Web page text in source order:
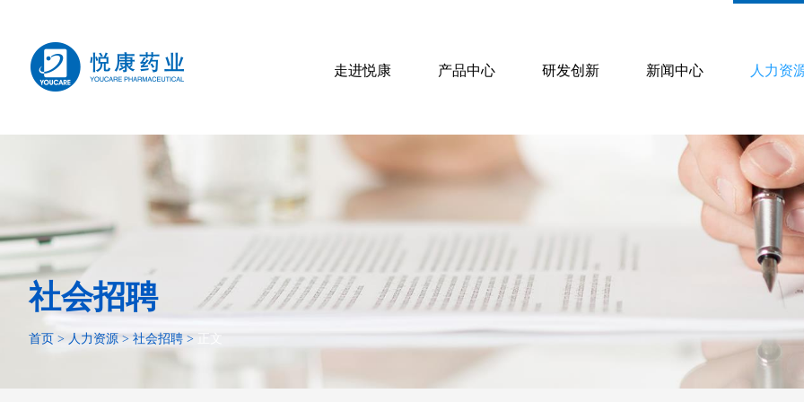
走进悦康 产品中心 研发创新 新闻中心 人力资
社会招聘
首页 > 人力资源 > 社会招聘 > 正文